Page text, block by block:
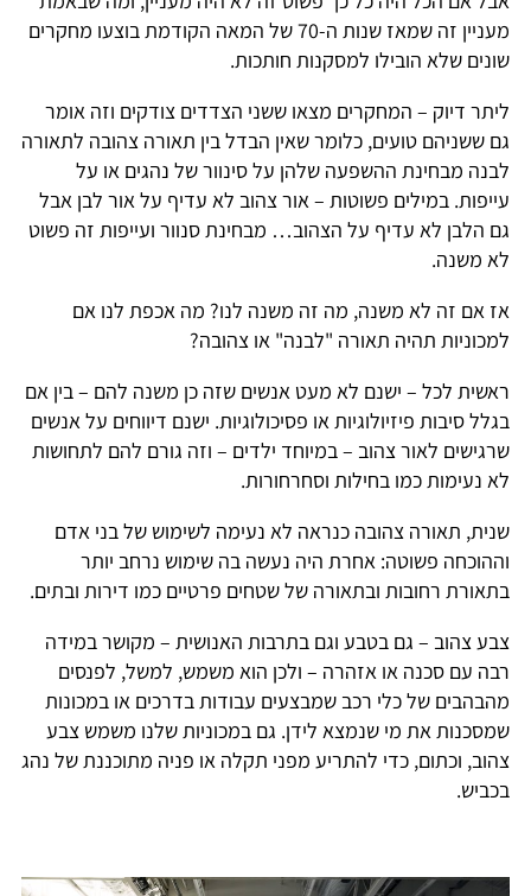
מעניין זה שמאז שנות ה-70 של המאה הקודמת בוצעו מחקרים
שונים שלא הובילו למסקנות חותכות.
ליתר דיוק – המחקרים מצאו ששני הצדדים צודקים וזה אומר
גם ששניהם טועים, כלומר שאין הבדל בין תאורה צהובה לתאורה
לבנה מבחינת ההשפעה שלהן על סינוור של נהגים או על
עייפות. במילים פשוטות – אור צהוב לא עדיף על אור לבן אבל
גם הלבן לא עדיף על הצהוב… מבחינת סנוור ועייפות זה פשוט
לא משנה.
אז אם זה לא משנה, מה זה משנה לנו? מה אכפת לנו אם
למכוניות תהיה תאורה "לבנה" או צהובה?
ראשית לכל – ישנם לא מעט אנשים שזה כן משנה להם – בין אם
בגלל סיבות פיזיולוגיות או פסיכולוגיות. ישנם דיווחים על אנשים
שרגישים לאור צהוב – במיוחד ילדים – וזה גורם להם לתחושות
לא נעימות כמו בחילות וסחרחורות.
שנית, תאורה צהובה כנראה לא נעימה לשימוש של בני אדם
וההוכחה פשוטה: אחרת היה נעשה בה שימוש נרחב יותר
בתאורת רחובות ובתאורה של שטחים פרטיים כמו דירות ובתים.
צבע צהוב – גם בטבע וגם בתרבות האנושית – מקושר במידה
רבה עם סכנה או אזהרה – ולכן הוא משמש, למשל, לפנסים
מהבהבים של כלי רכב שמבצעים עבודות בדרכים או במכונות
שמסכנות את מי שנמצא לידן. גם במכוניות שלנו משמש צבע
צהוב, וכתום, כדי להתריע מפני תקלה או פניה מתוכננת של נהג
בכביש.